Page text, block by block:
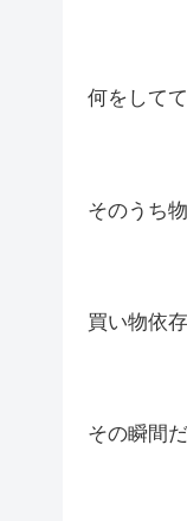
何をして
そのうち
買い物依
その瞬間